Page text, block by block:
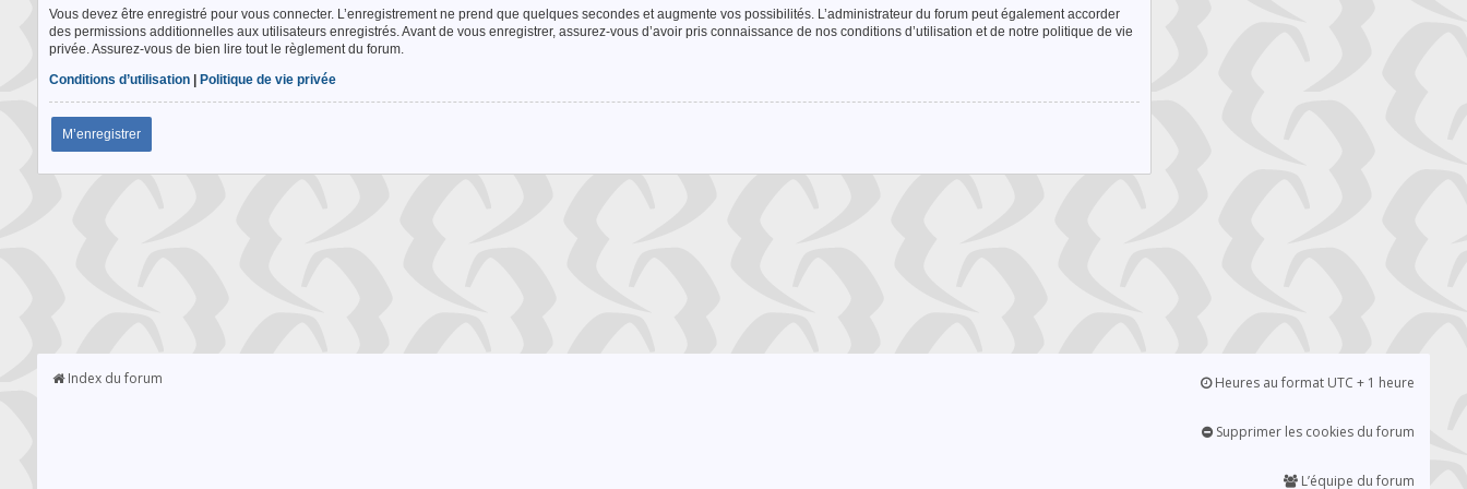
Vous devez être enregistré pour vous connecter. L’enregistrement ne prend que quelques secondes et augmente vos possibilités. L’administrateur du forum peut également accorder
des permissions additionnelles aux utilisateurs enregistrés. Avant de vous enregistrer, assurez-vous d’avoir pris connaissance de nos conditions d’utilisation et de notre politique de vie
privée. Assurez-vous de bien lire tout le règlement du forum.
Conditions d’utilisation| Politique de vie privée
M’enregistrer
Index du forum Heures au format UTC + 1 heure
Supprimer les cookies du forum
L’équipe du forum